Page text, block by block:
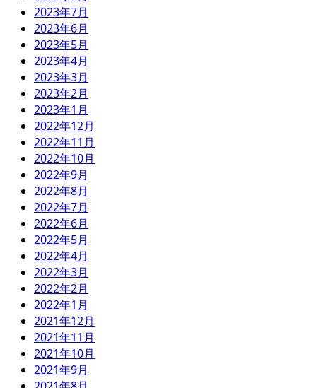
2023年7月
2023年6月
2023年5月
2023年4月
2023年3月
2023年2月
2023年1月
2022年12月
2022年11月
2022年10月
2022年9月
2022年8月
2022年7月
2022年6月
2022年5月
2022年4月
2022年3月
2022年2月
2022年1月
2021年12月
2021年11月
2021年10月
2021年9月